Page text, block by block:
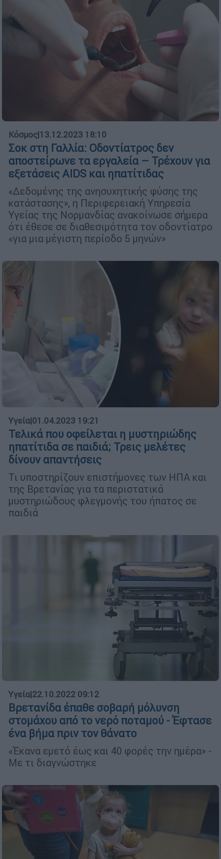
Κόσμος|13.12.2023 18:10
Σοκ στη Γαλλία: Οδοντίατρος δεν
αποστείρωνε τα εργαλεία – Τρέχουν για
εξετάσεις AIDS και ηπατίτιδας
«Δεδομένης της ανησυχητικής φύσης της
κατάστασης», η Περιφερειακή Υπηρεσία
Υγείας της Νορμανδίας ανακοίνωσε σήμερα
ότι έθεσε σε διαθεσιμότητα τον οδοντίατρο
«για μια μέγιστη περίοδο 5 μηνών»
Υγεία|01.04.2023 19:21
Τελικά που οφείλεται η μυστηριώδης
ηπατίτιδα σε παιδιά; Τρεις μελέτες
δίνουν απαντήσεις
Τι υποστηρίζουν επιστήμονες των ΗΠΑ και
της Βρετανίας για τα περιστατικά
μυστηριώδους φλεγμονής του ήπατος σε
παιδιά
Υγεία|22.10.2022 09:12
Βρετανίδα έπαθε σοβαρή μόλυνση
στομάχου από το νερό ποταμού - Έφτασε
ένα βήμα πριν τον θάνατο
«Έκανα εμετό έως και 40 φορές την ημέρα» -
Με τι διαγνώστηκε